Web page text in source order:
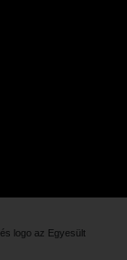
logo az Egyesült